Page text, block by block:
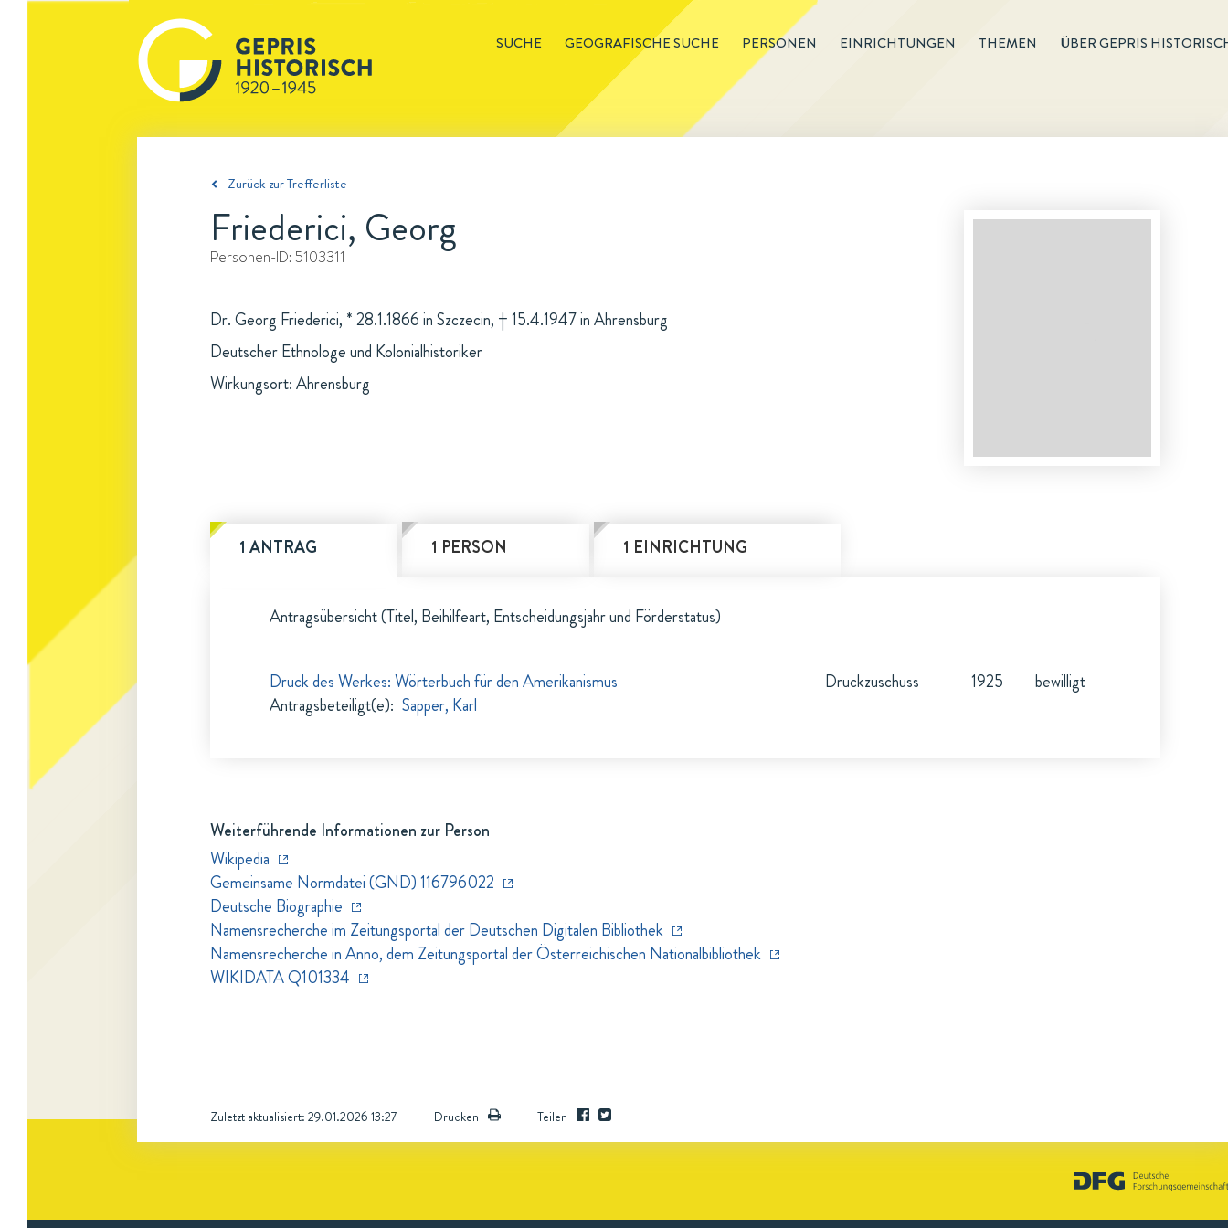
SUCHE GEOGRAFISCHE SUCHE PERSONEN EINRICHTUNGEN THEMEN ÜBER GEPRIS
Zurück zur Trefferliste
Friederici, Georg
Personen-ID: 5103311
Dr. Georg Friederici, * 28.1.1866 in Szczecin, † 15.4.1947 in Ahrensburg
Deutscher Ethnologe und Kolonialhistoriker
Wirkungsort: Ahrensburg
1 ANTRAG 1 PERSON 1 EINRICHTUNG
Antragsübersicht (Titel, Beihilfeart, Entscheidungsjahr und Förderstatus)
Druck des Werkes: Wörterbuch für den Amerikanismus
Antragsbeteiligt(e): Sapper, Karl
Druckzuschuss 1925 bewilligt
Weiterführende Informationen zur Person
Wikipedia
Gemeinsame Normdatei (GND) 116796022
Deutsche Biographie
Namensrecherche im Zeitungsportal der Deutschen Digitalen Bibliothek
Namensrecherche in Anno, dem Zeitungsportal der Österreichischen Nationalbibliothek
WIKIDATA Q101334
Zuletzt aktualisiert: 29.01.2026 13:27 Drucken Teilen